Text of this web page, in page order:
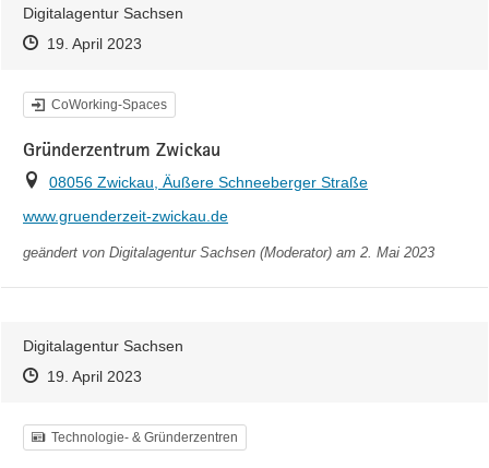
Digitalagentur Sachsen
Zeitpunkt des Erstellens
Zeitpunkt des Erstellens
19. April 2023Zur Äußerung
Kategorie
CoWorking-Spaces
Gründerzentrum Zwickau
Ort
08056 Zwickau, Äußere Schneeberger Straße
http://
www.gruenderzeit-zwickau.de
geändert von Digitalagentur Sachsen (Moderator) am 2. Mai 2023
Digitalagentur Sachsen
Zeitpunkt des Erstellens
Zeitpunkt des Erstellens
19. April 2023Zur Äußerung
Kategorie
Technologie- & Gründerzentren